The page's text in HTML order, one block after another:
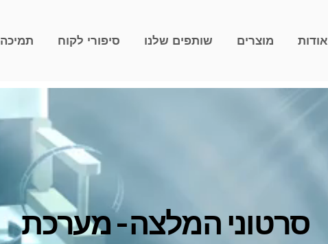
אודות מוצרים שותפים שלנו סיפורי לקוח תמיכה
סרטוני המלצה - מערכת